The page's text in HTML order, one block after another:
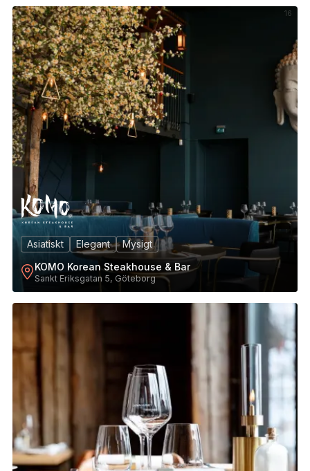
16
Asiatiskt Elegant
Mysigt
KOMO Korean Steakhouse & Bar
Sankt Eriksgatan 5, Göteborg